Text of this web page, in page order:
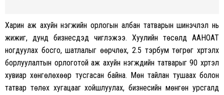
Харин аж ахуйн нэгжийн орлогын албан татварын шинэчлэл нь
жижиг, дунд бизнесүүдэд чиглэжээ. Хуулийн төсөлд ААНОАТ
ногдуулах босго, шатлалыг өөрчлөх, 2.5 тэрбум төгрөг хүртэлх
борлуулалтын орлоготой аж ахуйн нэгжүүдийн татварыг 90 хүртэл
хувиар хөнгөлөхөөр тусгасан байна. Мөн тайлан тушаах болон
татвар төлөх хугацааг хойшлуулах, бизнесийн мөнгөн урсгалд